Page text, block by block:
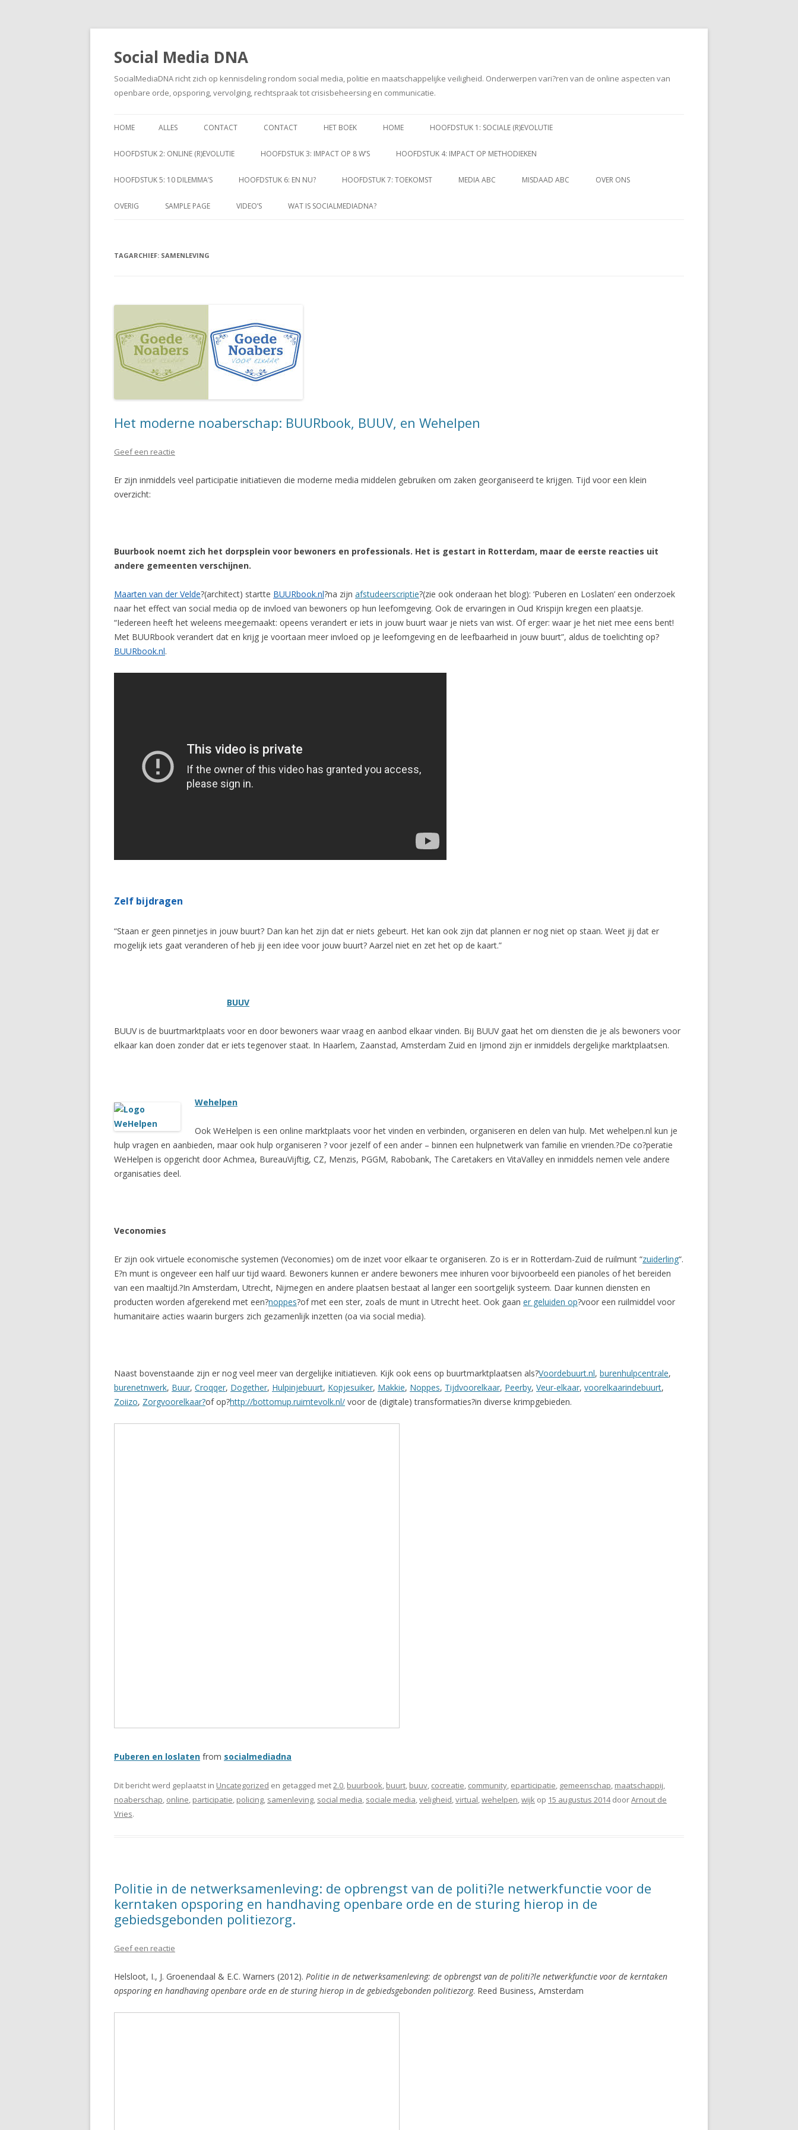
Social Media DNA
SocialMediaDNA richt zich op kennisdeling rondom social media, politie en maatschappelijke veiligheid. Onderwerpen vari?ren van de online aspecten van
openbare orde, opsporing, vervolging, rechtspraak tot crisisbeheersing en communicatie.
naar
HOME ALLES CONTACT CONTACT HET BOEK HOME HOOFDSTUK 1: SOCIALE (R)EVOLUTIE
HOOFDSTUK 2: ONLINE (R)EVOLUTIE HOOFDSTUK 3: IMPACT OP 8 W’S HOOFDSTUK 4: IMPACT OP METHODIEKEN
HOOFDSTUK 5: 10 DILEMMA’S HOOFDSTUK 6: EN NU? HOOFDSTUK 7: TOEKOMST MEDIA ABC MISDAAD ABC OVER ONS
OVERIG SAMPLE PAGE VIDEO’S WAT IS SOCIALMEDIADNA?
TAGARCHIEF: SAMENLEVING
Het moderne noaberschap: BUURbook, BUUV, en Wehelpen
Geef een reactie
Er zijn inmiddels veel participatie initiatieven die moderne media middelen gebruiken om zaken georganiseerd te krijgen. Tijd voor een klein
overzicht:
Buurbook noemt zich het dorpsplein voor bewoners en professionals. Het is gestart in Rotterdam, maar de eerste reacties uit
andere gemeenten verschijnen.
Maarten van der Velde?(architect) startte BUURbook.nl?na zijn afstudeerscriptie?(zie ook onderaan het blog): ‘Puberen en Loslaten’ een onderzoek
naar het effect van social media op de invloed van bewoners op hun leefomgeving. Ook de ervaringen in Oud Krispijn kregen een plaatsje.
“Iedereen heeft het weleens meegemaakt: opeens verandert er iets in jouw buurt waar je niets van wist. Of erger: waar je het niet mee eens bent!
Met BUURbook verandert dat en krijg je voortaan meer invloed op je leefomgeving en de leefbaarheid in jouw buurt”, aldus de toelichting op?
BUURbook.nl.
Zelf bijdragen
“Staan er geen pinnetjes in jouw buurt? Dan kan het zijn dat er niets gebeurt. Het kan ook zijn dat plannen er nog niet op staan. Weet jij dat er
mogelijk iets gaat veranderen of heb jij een idee voor jouw buurt? Aarzel niet en zet het op de kaart.”
BUUV
BUUV is de buurtmarktplaats voor en door bewoners waar vraag en aanbod elkaar vinden. Bij BUUV gaat het om diensten die je als bewoners voor
elkaar kan doen zonder dat er iets tegenover staat. In Haarlem, Zaanstad, Amsterdam Zuid en Ijmond zijn er inmiddels dergelijke marktplaatsen.
Wehelpen
Ook WeHelpen is een online marktplaats voor het vinden en verbinden, organiseren en delen van hulp. Met wehelpen.nl kun je
hulp vragen en aanbieden, maar ook hulp organiseren ? voor jezelf of een ander – binnen een hulpnetwerk van familie en vrienden.?De co?peratie
WeHelpen is opgericht door Achmea, BureauVijftig, CZ, Menzis, PGGM, Rabobank, The Caretakers en VitaValley en inmiddels nemen vele andere
organisaties deel.
Veconomies
Er zijn ook virtuele economische systemen (Veconomies) om de inzet voor elkaar te organiseren. Zo is er in Rotterdam-Zuid de ruilmunt “zuiderling“.
E?n munt is ongeveer een half uur tijd waard. Bewoners kunnen er andere bewoners mee inhuren voor bijvoorbeeld een pianoles of het bereiden
van een maaltijd.?In Amsterdam, Utrecht, Nijmegen en andere plaatsen bestaat al langer een soortgelijk systeem. Daar kunnen diensten en
producten worden afgerekend met een?noppes?of met een ster, zoals de munt in Utrecht heet. Ook gaan er geluiden op?voor een ruilmiddel voor
humanitaire acties waarin burgers zich gezamenlijk inzetten (oa via social media).
Naast bovenstaande zijn er nog veel meer van dergelijke initiatieven. Kijk ook eens op buurtmarktplaatsen als?Voordebuurt.nl, burenhulpcentrale,
burenetnwerk, Buur, Croqqer, Dogether, Hulpinjebuurt, Kopjesuiker, Makkie, Noppes, Tijdvoorelkaar, Peerby, Veur-elkaar, voorelkaarindebuurt,
Zoiizo, Zorgvoorelkaar?of op?http://bottomup.ruimtevolk.nl/ voor de (digitale) transformaties?in diverse krimpgebieden.
Puberen en loslaten from socialmediadna
Dit bericht werd geplaatst in Uncategorized en getagged met2.0, buurbook, buurt, buuv, cocreatie, community, eparticipatie, gemeenschap, maatschappij,
noaberschap, online, participatie, policing, samenleving, social media, sociale media,veligheid,virtual,wehelpen,wijk op 15 augustus 2014doorArnout de
Vries.
Politie in de netwerksamenleving: de opbrengst van de politi?le netwerkfunctie voor de
kerntaken opsporing en handhaving openbare orde en de sturing hierop in de
gebiedsgebonden politiezorg.
Geef een reactie
Helsloot, I., J. Groenendaal & E.C. Warners (2012). Politie in de netwerksamenleving: de opbrengst van de politi?le netwerkfunctie voor de kerntaken
opsporing en handhaving openbare orde en de sturing hierop in de gebiedsgebonden politiezorg. Reed Business, Amsterdam